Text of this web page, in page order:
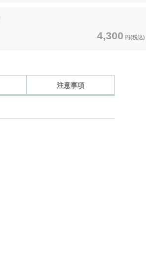
4,300 円(税込)
注意事項